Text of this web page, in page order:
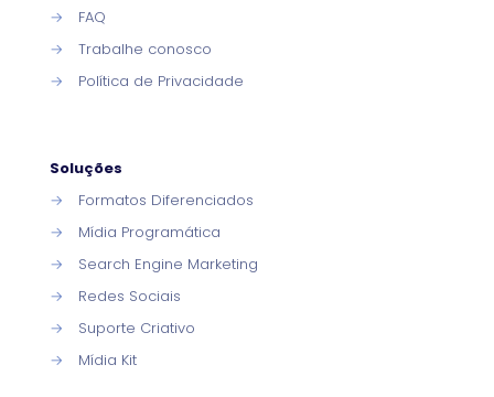
→
FAQ
→
Trabalhe conosco
→
Política de Privacidade
Soluções
→
Formatos Diferenciados
→
Mídia Programática
→
Search Engine Marketing
→
Redes Sociais
→
Suporte Criativo
→
Mídia Kit